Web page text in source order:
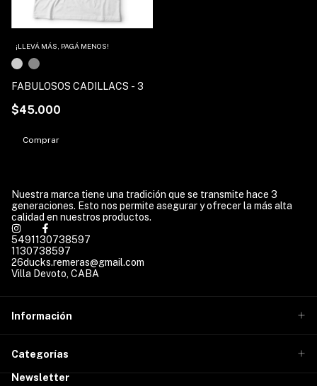
FABULOSOS CADILLACS - 3
$45.000
¡LLEVÁ MÁS, PAGÁ MENOS!
Comprar
Nuestra marca tiene una tradición que se transmite hace 3
generaciones. Esto nos permite asegurar y ofrecer la más alta
calidad en nuestros productos.
5491130738597
1130738597
26ducks.remeras@gmail.com
Villa Devoto, CABA
Información
Categorías
Newsletter